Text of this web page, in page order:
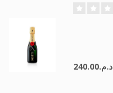
د.م.240.00